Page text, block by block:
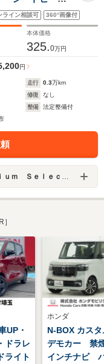
トライト ヘッ
ワーシート 電
ルカープレイ
ライン相談可 360°画像付
本体価格
325.0万円
円
走行 0.3万km
修復
なし
整備
法定整備付
ｌｅｃｔｉｏｎ 姫路
］
UP・
ドラレ
ライト
ホンダ
N-BOX カス
デモカー 禁
インチナビ